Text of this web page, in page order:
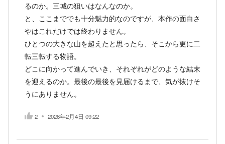
るのか。三城の狙いはなんなのか。
と、ここまででも十分魅力的なのですが、本作の面白さ
やはこれだけでは終わりません。
ひとつの大きな山を超えたと思ったら、そこから更に二
転三転する物語。
どこに向かって進んでいき、それぞれがどのような結末
を迎えるのか。最後の最後を見届けるまで、気が抜けそ
うにありません。
2 2026年2月4日 09:22